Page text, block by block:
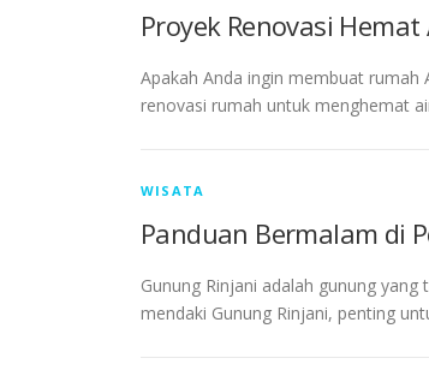
Proyek Renovasi
Apakah Anda ingin membuat
renovasi rumah untuk menghemat
WISATA
Panduan Bermalam di
Gunung Rinjani adalah gunung
mendaki Gunung Rinjani, penting